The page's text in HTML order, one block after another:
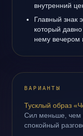
внутренний
Главный знак
который
нему вечером
ВАРИАНТЫ
Тусклый образ
Сил меньше, чем
спокойный